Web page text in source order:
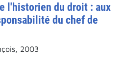
l'historien du droit : aux
du chef de
2003